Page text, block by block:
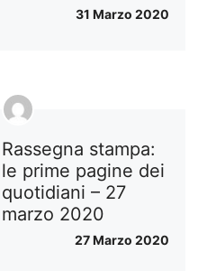
31 Marzo 2020
Rassegna stampa:
le prime pagine dei
quotidiani – 27
marzo 2020
27 Marzo 2020